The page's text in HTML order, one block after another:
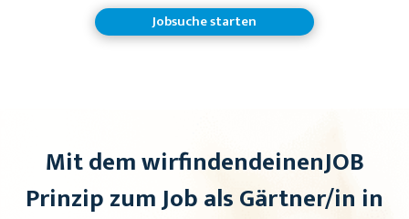
Jobsuche starten
Mit dem wirfindendeinenJOB
Prinzip zum Job als Gärtner/in in